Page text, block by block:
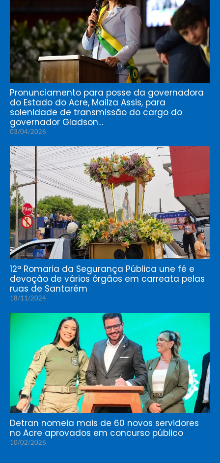
Pronunciamento para posse da governadora
do Estado do Acre, Mailza Assis, para
solenidade de transmissão do cargo do
governador Gladson…
03/04/2026
12ª Romaria da Segurança Pública une fé e
devoção de vários órgãos em carreata pelas
ruas de Santarém
18/11/2024
Detran nomeia mais de 60 novos servidores
no Acre aprovados em concurso público
10/02/2026